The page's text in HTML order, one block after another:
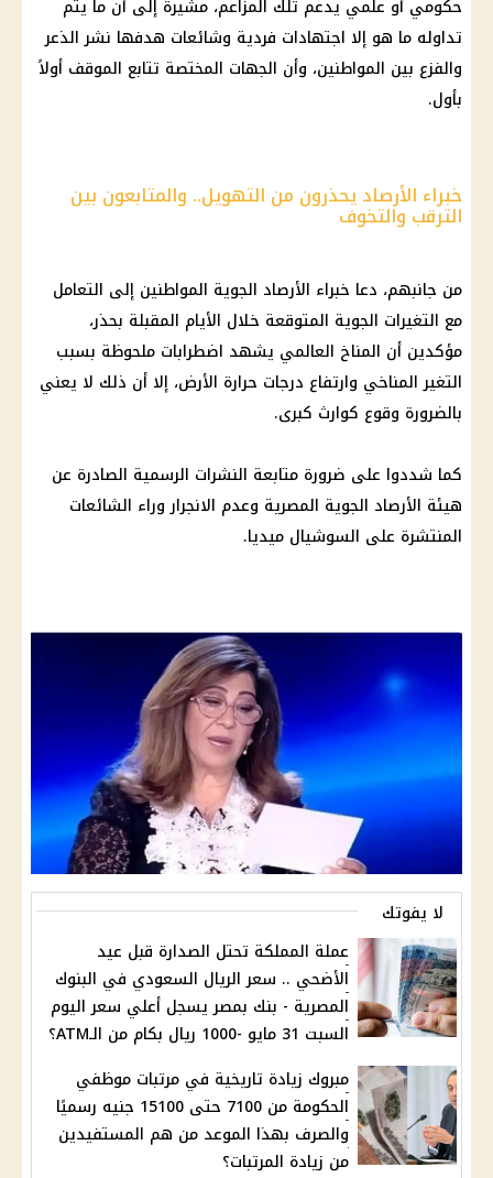
حكومي أو علمي يدعم تلك المزاعم، مشيرة إلى أن ما يتم
تداوله ما هو إلا اجتهادات فردية وشائعات هدفها نشر الذعر
والفزع بين المواطنين، وأن الجهات المختصة تتابع الموقف أولاً
بأول.
خبراء الأرصاد يحذرون من التهويل.. والمتابعون بين
الترقب والتخوف
من جانبهم، دعا خبراء الأرصاد الجوية المواطنين إلى التعامل
مع التغيرات الجوية المتوقعة خلال الأيام المقبلة بحذر،
مؤكدين أن المناخ العالمي يشهد اضطرابات ملحوظة بسبب
التغير المناخي وارتفاع درجات حرارة الأرض، إلا أن ذلك لا يعني
بالضرورة وقوع كوارث كبرى.
كما شددوا على ضرورة متابعة النشرات الرسمية الصادرة عن
هيئة الأرصاد الجوية المصرية وعدم الانجرار وراء الشائعات
المنتشرة على السوشيال ميديا.
لا يفوتك
عملة المملكة تحتل الصدارة قبل عيد
الأضحي .. سعر الريال السعودي في البنوك
المصرية - بنك بمصر يسجل أعلي سعر اليوم
السبت 31 مايو -1000 ريال بكام من الـATM؟
مبروك زيادة تاريخية في مرتبات موظفي
الحكومة من 7100 حتى 15100 جنيه رسميًا
والصرف بهذا الموعد من هم المستفيدين
من زيادة المرتبات؟